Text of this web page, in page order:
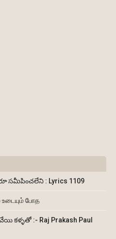
సమీపించలేని : Lyrics 1109
போத
కళ్ళతో :- Raj Prakash Paul